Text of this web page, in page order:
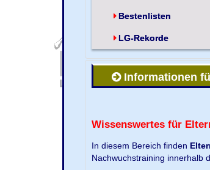
Bestenlisten
LG-Rekorde
Informationen
Wissenswertes für
In diesem Bereich finden
Nachwuchstraining innerhalb